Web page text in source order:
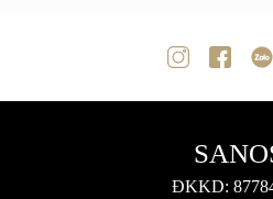
ĐKKD: